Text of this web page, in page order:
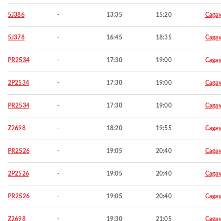
5J386 - 13:35 15:20
5J378 - 16:45 18:35
PR2534 - 17:30 19:00
2P2534 - 17:30 19:00
PR2534 - 17:30 19:00
Z2698 - 18:20 19:55
PR2526 - 19:05 20:40
2P2526 - 19:05 20:40
PR2526 - 19:05 20:40
Z2698 - 19:30 21:05